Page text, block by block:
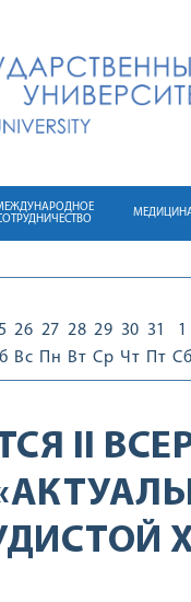
26
Вс
27
Пн
28
Вт
29
Ср
30
Чт
31
Пт
1
Сб
II